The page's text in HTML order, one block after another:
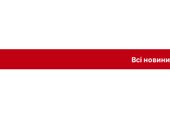
Всі новини